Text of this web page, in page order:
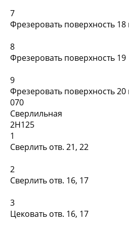
7
Фрезеровать поверхность 18
8
Фрезеровать поверхность 19
9
Фрезеровать поверхность 20
070
Сверлильная
2Н125
1
Сверлить отв. 21, 22
2
Сверлить отв. 16, 17
3
Цековать отв. 16, 17